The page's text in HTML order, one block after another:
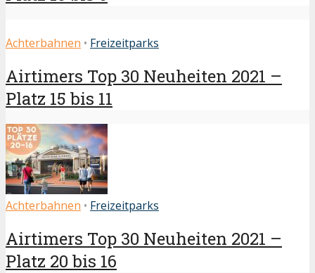
Achterbahnen • Freizeitparks
Airtimers Top 30 Neuheiten 2021 –
Platz 15 bis 11
Achterbahnen • Freizeitparks
Airtimers Top 30 Neuheiten 2021 –
Platz 20 bis 16